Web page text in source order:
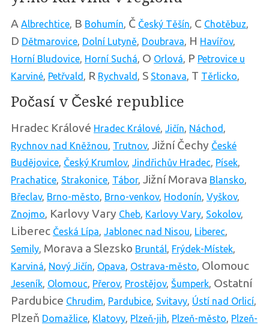
A Albrechtice, B Bohumín, Č Český Těšín, C Chotěbuz,
D Dětmarovice, Dolní Lutyně, Doubrava, H Havířov,
Horní Bludovice, Horní Suchá, O Orlová, P Petrovice u
Karviné, Petřvald , R Rychvald , S Stonava, T Těrlicko,
Počasí v České republice
Hradec Králové Hradec Králové, Jičín, Náchod ,
Rychnov nad Kněžnou, Trutnov, Jižní Čechy České
Budějovice, Český Krumlov, Jindřichův Hradec, Písek,
Prachatice, Strakonice, Tábor, Jižní Morava Blansko,
Břeclav, Brno-město, Brno-venkov, Hodonín, Vyškov,
Znojmo, Karlovy Vary Cheb, Karlovy Vary, Sokolov,
Liberec Česká Lípa, Jablonec nad Nisou, Liberec,
Semily, Morava a Slezsko Bruntál, Frýdek-Místek,
Karviná, Nový Jičín, Opava, Ostrava-město, Olomouc
Jeseník, Olomouc, Přerov, Prostějov, Šumperk, Ostatní
Pardubice Chrudim, Pardubice, Svitavy, Ústí nad Orlicí,
Plzeň Domažlice, Klatovy, Plzeň-jih, Plzeň-město, Plzeň-